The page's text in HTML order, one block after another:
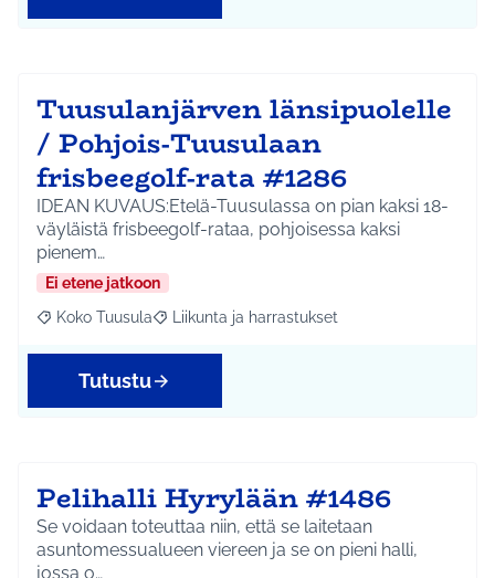
Tuusulanjärven länsipuolelle
/ Pohjois-Tuusulaan
frisbeegolf-rata #1286
IDEAN KUVAUS:Etelä-Tuusulassa on pian kaksi 18-
väyläistä frisbeegolf-rataa, pohjoisessa kaksi
pienem…
Ei etene jatkoon
Rajaa tulokset aihepiirin mukaan: Koko Tuusula
Koko Tuusula Rajaa tulokset teeman mukaan: Liikunta ja
Liikunta ja harrastukset
Tutustu
Pelihalli Hyrylään #1486
Se voidaan toteuttaa niin, että se laitetaan
asuntomessualueen viereen ja se on pieni halli,
jossa o…